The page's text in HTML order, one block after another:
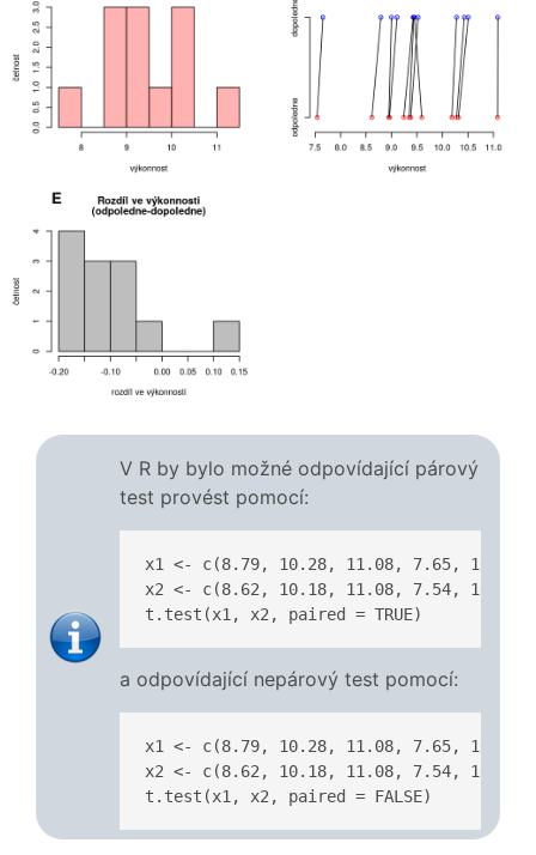
V R by bylo možné odpovídající párový
test provést pomocí:
x1 <- c(8.79, 10.28, 11.08, 7.65,
x2 <- c(8.62, 10.18, 11.08, 7.54,
t.test(x1, x2, paired = TRUE)
a odpovídající nepárový test pomocí:
x1 <- c(8.79, 10.28, 11.08, 7.65,
x2 <- c(8.62, 10.18, 11.08, 7.54,
t.test(x1, x2, paired = FALSE)